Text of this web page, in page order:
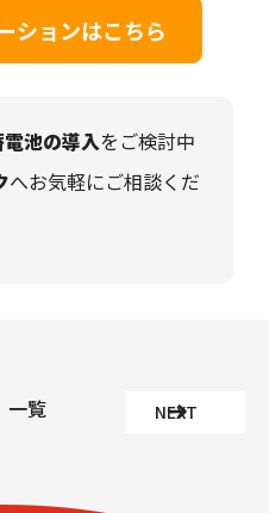
ションはこちら
池の導入をご検討中
へお気軽にご相談くだ
一覧 NEXT